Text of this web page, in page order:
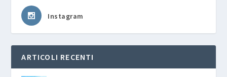
Instagram
ARTICOLI RECENTI